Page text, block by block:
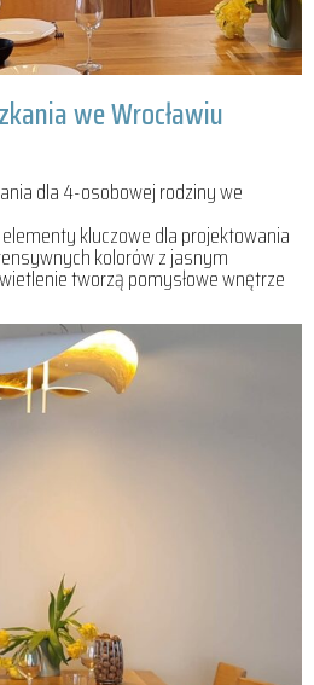
we Wrocławiu
dla 4-osobowej rodziny we
kluczowe dla projektowania
kolorów z jasnym
tworzą pomysłowe wnętrze